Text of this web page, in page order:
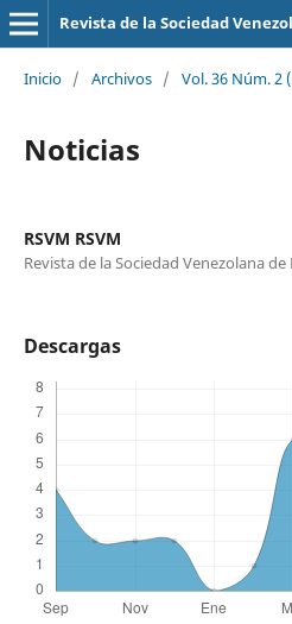
Revista de la Sociedad
Inicio / Archivos / Vol. 36 Núm. 2
Noticias
RSVM RSVM
Revista de la Sociedad Venezolana
Descargas